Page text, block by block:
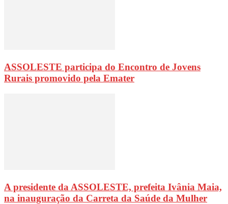
ASSOLESTE participa do Encontro de Jovens
Rurais promovido pela Emater
A presidente da ASSOLESTE, prefeita Ivânia Maia,
na inauguração da Carreta da Saúde da Mulher